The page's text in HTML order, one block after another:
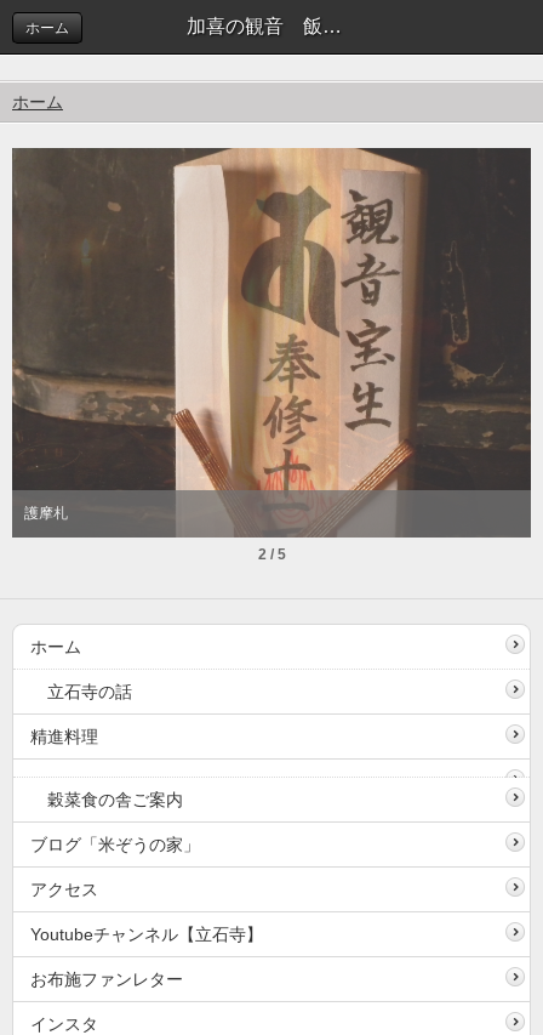
加喜の観音 飯田市 千頭山 立石寺
ホーム
ホーム
護摩
護摩札
2 / 5
ホーム
立石寺の話
精進料理
穀菜食の舎ご案内
ブログ「米ぞうの家」
アクセス
Youtubeチャンネル【立石寺】
お布施ファンレター
インスタ